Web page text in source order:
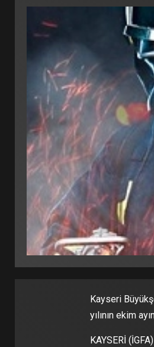
Kayseri
yılının ekim
KAYSERİ